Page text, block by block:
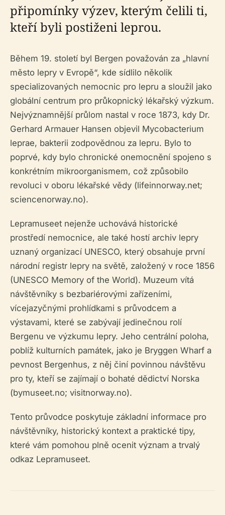
připomínky výzev, kterým čelili ti,
kteří byli postiženi leprou.
Během 19. století byl Bergen považován za „hlavní
město lepry v Evropě“, kde sídlilo několik
specializovaných nemocnic pro lepru a sloužil jako
globální centrum pro průkopnický lékařský výzkum.
Nejvýznamnější průlom nastal v roce 1873, kdy Dr.
Gerhard Armauer Hansen objevil Mycobacterium
leprae, bakterii zodpovědnou za lepru. Bylo to
poprvé, kdy bylo chronické onemocnění spojeno s
konkrétním mikroorganismem, což způsobilo
revoluci v oboru lékařské vědy (lifeinnorway.net;
sciencenorway.no).
Lepramuseet nejenže uchovává historické
prostředí nemocnice, ale také hostí archiv lepry
uznaný organizací UNESCO, který obsahuje první
národní registr lepry na světě, založený v roce 1856
(UNESCO Memory of the World). Muzeum vítá
návštěvníky s bezbariérovými zařízeními,
vícejazyčnými prohlídkami s průvodcem a
výstavami, které se zabývají jedinečnou rolí
Bergenu ve výzkumu lepry. Jeho centrální poloha,
poblíž kulturních památek, jako je Bryggen Wharf a
pevnost Bergenhus, z něj činí povinnou návštěvu
pro ty, kteří se zajímají o bohaté dědictví Norska
(bymuseet.no; visitnorway.no).
Tento průvodce poskytuje základní informace pro
návštěvníky, historický kontext a praktické tipy,
které vám pomohou plně ocenit význam a trvalý
odkaz Lepramuseet.